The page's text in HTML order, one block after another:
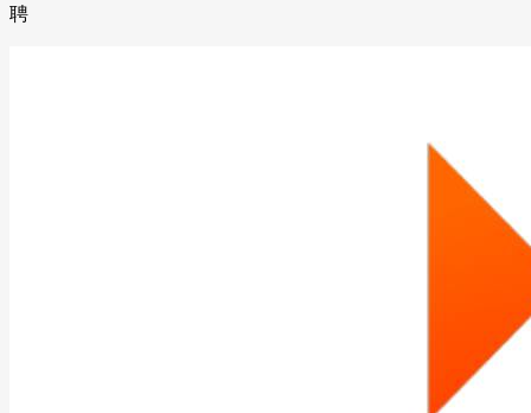
聘